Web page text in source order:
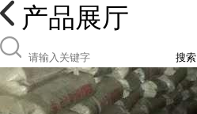
产品展厅
搜索